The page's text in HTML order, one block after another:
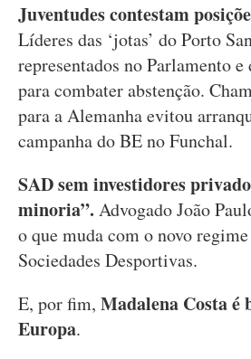
Juventudes contestam
Líderes das ‘jotas’ do Porto
representados no Parlamento
para combater abstenção.
para a Alemanha evitou
campanha do BE no Funchal.
SAD sem investidores
minoria”. Advogado João
o que muda com o novo
Sociedades Desportivas.
E, por fim, Madalena Costa é
Europa.